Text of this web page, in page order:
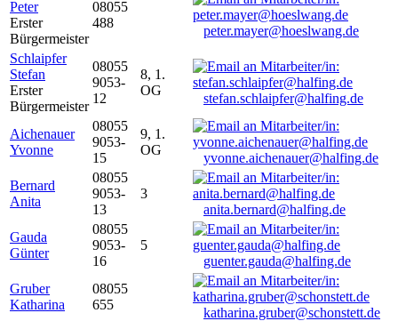
Peter
Erster
Bürgermeister
08055
488
peter.mayer@hoeslwang.de
Schlaipfer
Stefan
Erster
Bürgermeister
08055
9053-
12
8, 1.
OG
stefan.schlaipfer@halfing.de
Aichenauer
Yvonne
08055
9053-
15
9, 1.
OG
yvonne.aichenauer@halfing.de
Bernard
Anita
08055
9053-
13
3
anita.bernard@halfing.de
Gauda
Günter
08055
9053-
16
5
guenter.gauda@halfing.de
Gruber
Katharina
08055
655
katharina.gruber@schonstett.de